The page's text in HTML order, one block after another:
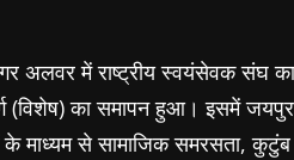
नगर अलवर में राष्ट्रीय स्वयंसेवक
(विशेष) का समापन हुआ। इसमें
के माध्यम से सामाजिक समरसता,